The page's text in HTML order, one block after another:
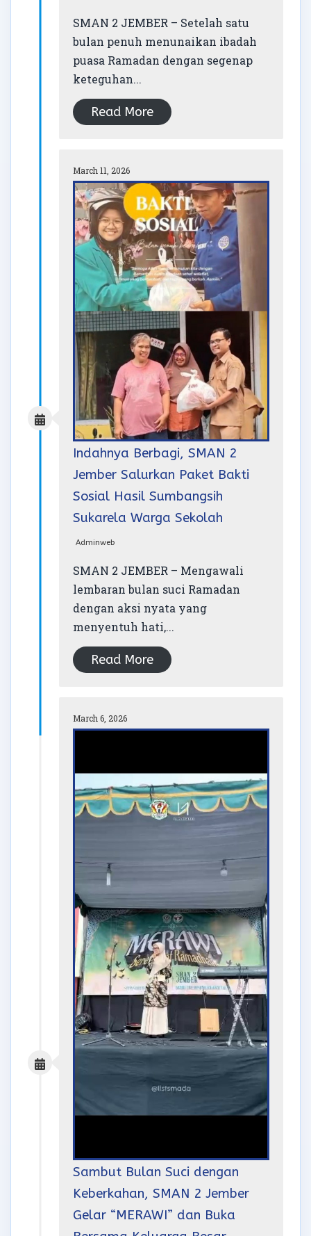
SMAN 2 JEMBER – Setelah satu
bulan penuh menunaikan ibadah
puasa Ramadan dengan segenap
keteguhan...
Read More
March 11, 2026
Indahnya Berbagi, SMAN 2
Jember Salurkan Paket Bakti
Sosial Hasil Sumbangsih
Sukarela Warga Sekolah
Adminweb
SMAN 2 JEMBER – Mengawali
lembaran bulan suci Ramadan
dengan aksi nyata yang
menyentuh hati,...
Read More
March 6, 2026
Sambut Bulan Suci dengan
Keberkahan, SMAN 2 Jember
Gelar “MERAWI” dan Buka